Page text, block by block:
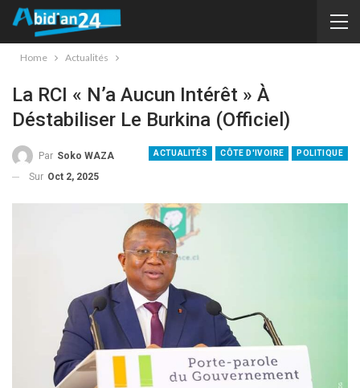
Home Actualités
La RCI « N’a Aucun Intérêt » À
Déstabiliser Le Burkina (officiel)
ACTUALITÉS CÔTE D'IVOIRE POLITIQUE
Par Soko WAZA
Sur Oct 2, 2025